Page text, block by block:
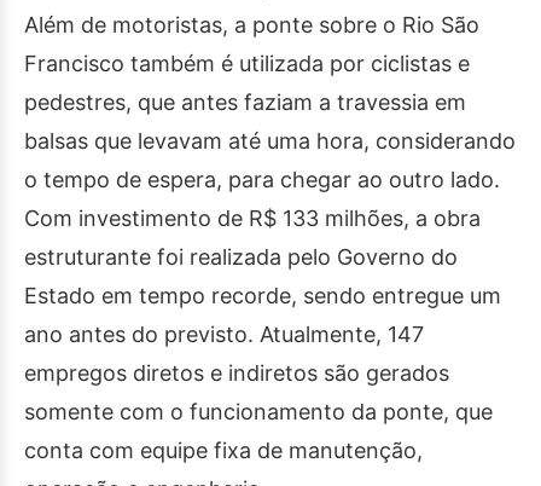
Além de motoristas, a ponte sobre o Rio São
Francisco também é utilizada por ciclistas e
pedestres, que antes faziam a travessia em
balsas que levavam até uma hora, considerando
o tempo de espera, para chegar ao outro lado.
Com investimento de R$ 133 milhões, a obra
estruturante foi realizada pelo Governo do
Estado em tempo recorde, sendo entregue um
ano antes do previsto. Atualmente, 147
empregos diretos e indiretos são gerados
somente com o funcionamento da ponte, que
conta com equipe fixa de manutenção,